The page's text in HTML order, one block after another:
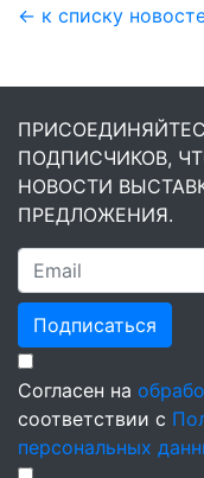
← к списку
ПОДПИСЧИКОВ,
НОВОСТИ
ПРЕДЛОЖЕНИЯ.
Подписаться
Согласен на
соответствии с
персональных